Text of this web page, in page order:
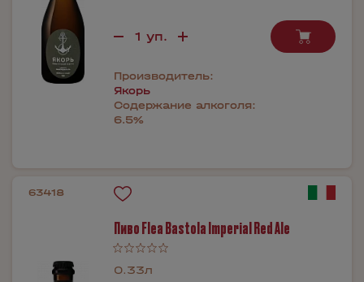
Производитель:
Якорь
Содержание алкоголя:
6.5%
63418
Пиво Flea Bastola Imperial Red Ale
0.33л